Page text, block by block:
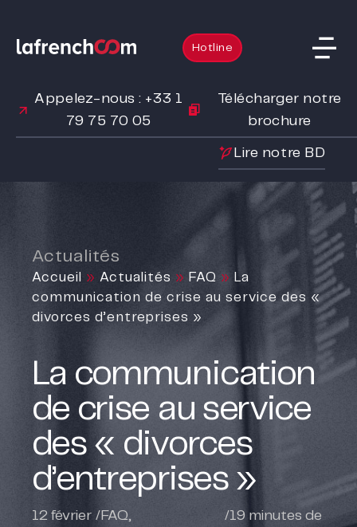
Hotline
Appelez-nous : +33 1
79 75 70 05
Télécharger notre
brochure
Lire notre BD
Actualités
Accueil » Actualités » FAQ » La
communication de crise au service des «
divorces d’entreprises »
La communication
de crise au service
des « divorces
d’entreprises »
12 février /FAQ,
/19 minutes de